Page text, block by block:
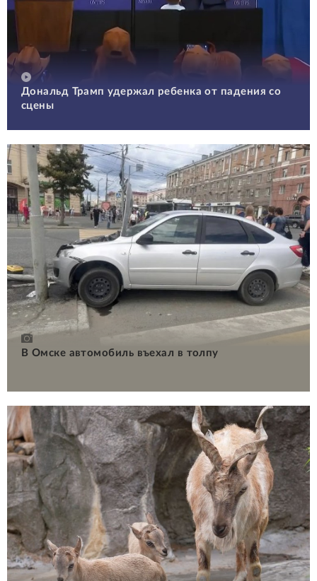
Дональд Трамп удержал ребенка от падения со
сцены
В Омске автомобиль въехал в толпу